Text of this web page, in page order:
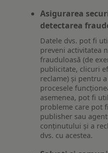
Asigurarea
detectarea
Datele dvs. pot fi
preveni activitatea
frauduloasă (de
publicitate, clicuri
reclame) și pentru
procesele
asemenea, pot fi
probleme care pot
publisher sau
conținutului și a
dvs. cu acestea.